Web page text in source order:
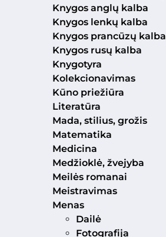
Knygos anglų kalba
Knygos lenkų kalba
Knygos prancūzų kalba
Knygos rusų kalba
Knygotyra
Kolekcionavimas
Kūno priežiūra
Literatūra
Mada, stilius, grožis
Matematika
Medicina
Medžioklė, žvejyba
Meilės romanai
Meistravimas
Menas
Dailė
Fotografija